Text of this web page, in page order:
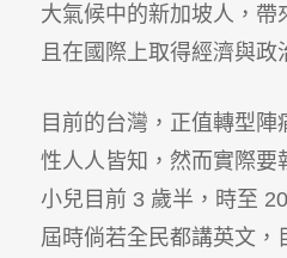
大氣候中的新加坡人，帶
且在國際上取得經濟與政
目前的台灣，正值轉型
性人人皆知，然而實際要
小兒目前 3 歲半，時至
屆時倘若全民都講英文，